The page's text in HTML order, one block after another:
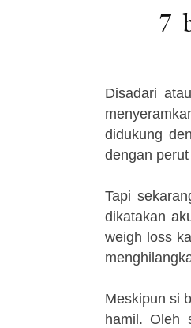
7
Disadari
didukung
dengan
Tapi
dikatakan
weigh loss
Meskipun si
hamil. Oleh